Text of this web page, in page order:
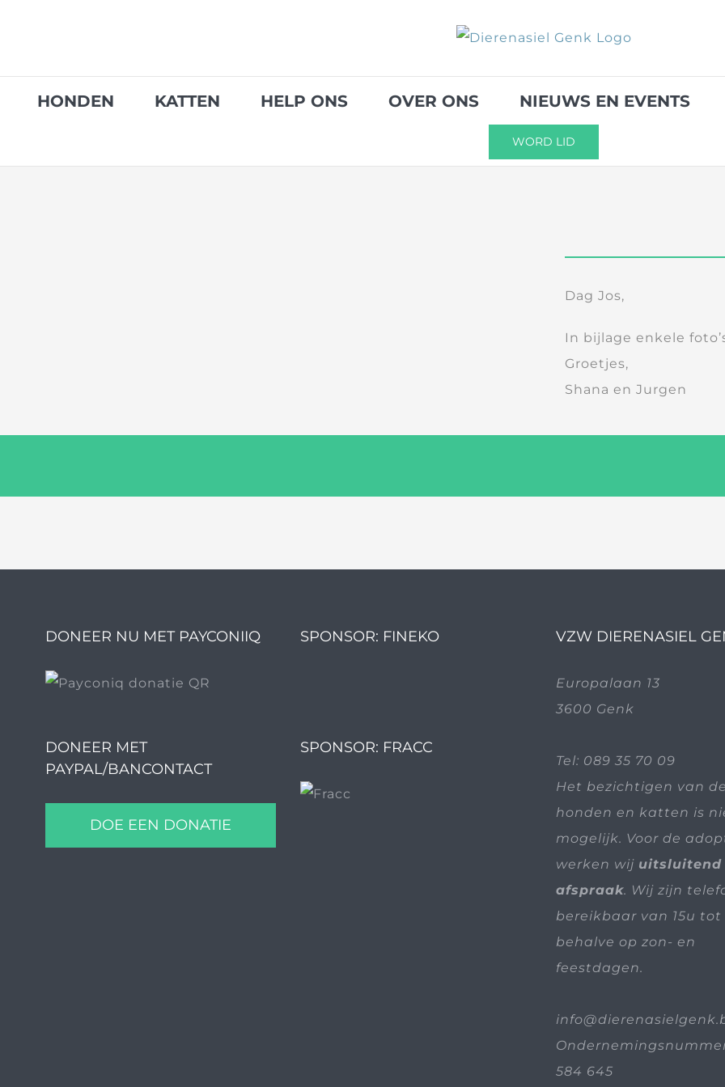
HONDEN KATTEN HELP ONS OVER ONS NIEUWS EN EVENTS
WORD LID
Dag Jos,
In bijlage enkele
Groetjes,
Shana en Jurgen
DONEER NU MET PAYCONIIQ
DONEER MET
PAYPAL/BANCONTACT
DOE EEN DONATIE
SPONSOR: FINEKO
SPONSOR: FRACC
VZW DIERENASIEL
Europalaan 13
3600 Genk
Tel: 089 35 70 09
Het bezichtigen van de
honden en katten is
mogelijk. Voor de
werken wij uitsluitend
afspraak. Wij zijn
bereikbaar van 15u tot
behalve op zon- en
feestdagen.
584 645